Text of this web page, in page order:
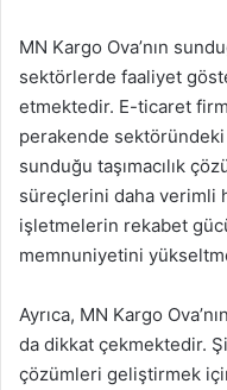
MN Kargo Ova’nın
sektörlerde faaliyet
etmektedir. E-ticaret
perakende sektöründeki
sunduğu taşımacılık
süreçlerini daha verimli
işletmelerin rekabet
memnuniyetini
Ayrıca, MN Kargo
da dikkat çekmektedir.
çözümleri geliştirmek